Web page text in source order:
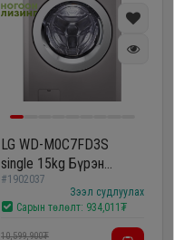
LG WD-M0C7FD3S
single 15kg Бүрэн
автомат угаалгын
машин
#1902037
Зээл судлуулах
Сарын төлөлт: 934,011₮
10,599,900₮